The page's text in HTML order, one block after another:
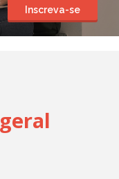
Inscreva-se